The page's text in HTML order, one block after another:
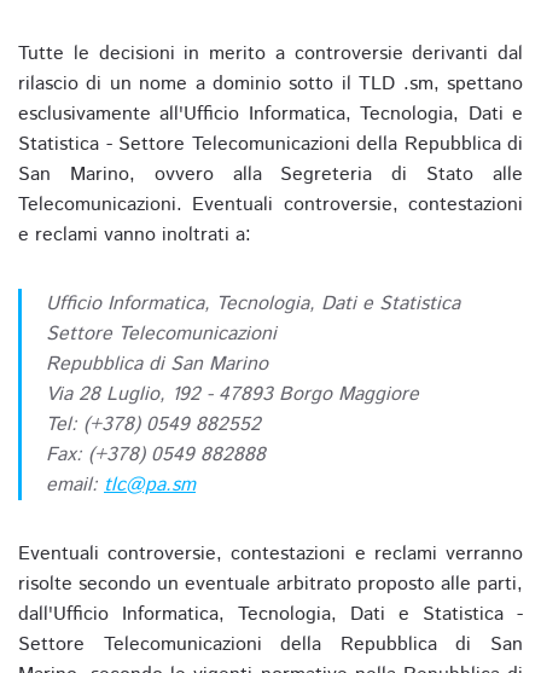
Tutte le decisioni in merito a controversie derivanti dal
rilascio di un nome a dominio sotto il TLD .sm, spettano
esclusivamente all'Ufficio Informatica, Tecnologia, Dati e
Statistica - Settore Telecomunicazioni della Repubblica di
San Marino, ovvero alla Segreteria di Stato alle
Telecomunicazioni. Eventuali controversie, contestazioni
e reclami vanno inoltrati a:
Ufficio Informatica, Tecnologia, Dati e Statistica
Settore Telecomunicazioni
Repubblica di San Marino
Via 28 Luglio, 192 - 47893 Borgo Maggiore
Tel: (+378) 0549 882552
Fax: (+378) 0549 882888
email: tlc@pa.sm
Eventuali controversie, contestazioni e reclami verranno
risolte secondo un eventuale arbitrato proposto alle parti,
dall'Ufficio Informatica, Tecnologia, Dati e Statistica -
Settore Telecomunicazioni della Repubblica di San